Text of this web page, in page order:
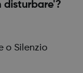
o Silenzio